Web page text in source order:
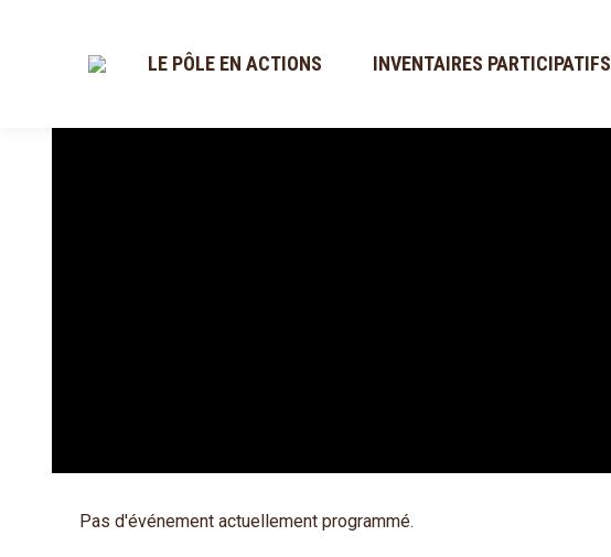
LE PÔLE EN ACTIONS INVENTAIRES PARTICIPATIFS
Pas d'événement actuellement programmé.